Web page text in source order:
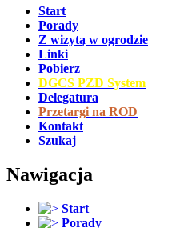
Start
Porady
Z wizytą w ogrodzie
Linki
Pobierz
DGCS PZD System
Delegatura
Przetargi na ROD
Kontakt
Szukaj
Nawigacja
Start
Porady